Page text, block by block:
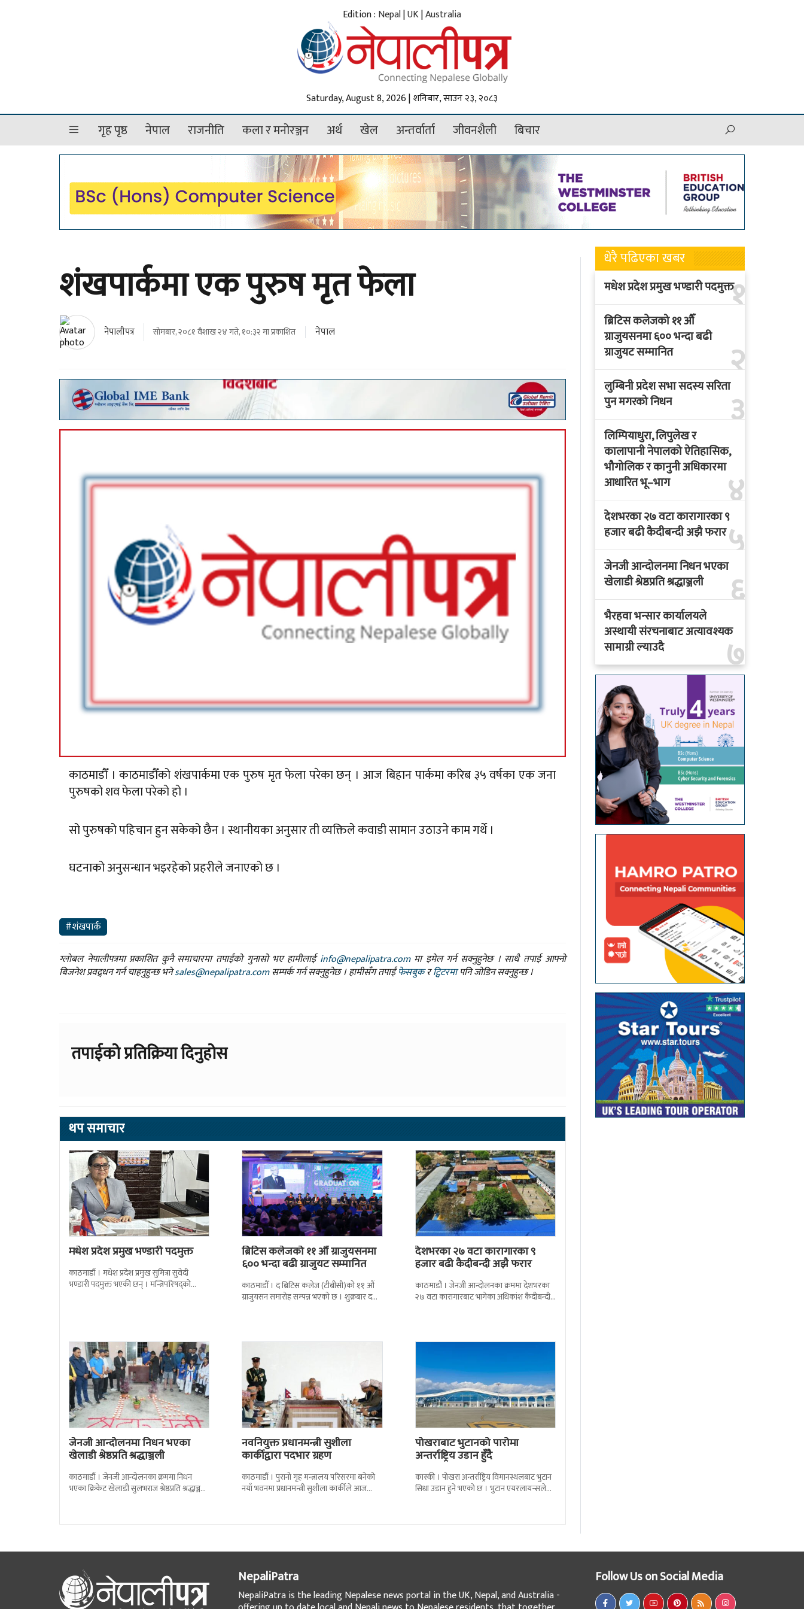
Edition : Nepal|UK|Australia
Saturday, August 8, 2026 | शनिबार, साउन २३, २०८३
गृह पृष्ठ नेपाल राजनीति कला र मनोरञ्जन अर्थ खेल अन्तर्वार्ता जीवनशैली बिचार
शंखपार्कमा एक पुरुष मृत फेला
नेपालीपत्र सोमबार, २०८१ वैशाख २४ गते, १०:३२ मा प्रकाशित नेपाल
काठमाडौँ । काठमाडौँको शंखपार्कमा एक पुरुष मृत फेला परेका छन् । आज बिहान पार्कमा करिब ३५ वर्षका एक जना
पुरुषको शव फेला परेको हो ।
सो पुरुषको पहिचान हुन सकेको छैन । स्थानीयका अनुसार ती व्यक्तिले कवाडी सामान उठाउने काम गर्थे ।
घटनाको अनुसन्धान भइरहेको प्रहरीले जनाएको छ ।
#शंखपार्क
ग्लोबल नेपालीपत्रमा प्रकाशित कुनै समाचारमा तपाईंको गुनासो भए हामीलाईinfo@nepalipatra.comमा इमेल गर्न सक्नुहुनेछ । साथै तपाई आफ्नो
बिजनेश प्रवद्र्धन गर्न चाहनुहुन्छ भनेsales@nepalipatra.comसम्पर्क गर्न सक्नुहुनेछ । हामीसँग तपाईंफेसबुकरट्विटरमापनि जोडिन सक्नुहुन्छ ।
तपाईको प्रतिक्रिया दिनुहोस
थप समाचार
मधेश प्रदेश प्रमुख भण्डारी पदमुक्त
काठमाडौं । मधेश प्रदेश प्रमुख सुमित्रा सुवेदी
भण्डारी पदमुक्त भएकी छन् । मन्त्रिपरिषद्को
ब्रिटिस कलेजको ११ औँ ग्राजुयसनमा
६०० भन्दा बढी ग्राजुयट सम्मानित
काठमाडौँ । द ब्रिटिस कलेज (टीबीसी)को ११ औं
ग्राजुयसन समारोह सम्पन्न भएको छ । शुक्रबार द
देशभरका २७ वटा कारागारका ९
हजार बढी कैदीबन्दी अझै फरार
काठमाडौं । जेनजी आन्दोलनका क्रममा देशभरका
२७ वटा कारागारबाट भागेका अधिकांश कैदीबन्दी
जेनजी आन्दोलनमा निधन भएका
खेलाडी श्रेष्ठप्रति श्रद्धाञ्जली
काठमाडौं । जेनजी आन्दोलनका क्रममा निधन
भएका क्रिकेट खेलाडी सुलभराज श्रेष्ठप्रति श्रद्धाञ्जली
नवनियुक्त प्रधानमन्त्री सुशीला
कार्कीद्वारा पदभार ग्रहण
काठमाडौं । पुरानो गृह मन्त्रालय परिसरमा बनेको
नयाँ भवनमा प्रधानमन्त्री सुशीला कार्कीले आज
पोखराबाट भुटानको पारोमा
अन्तर्राष्ट्रिय उडान हुँदै
कास्की । पोखरा अन्तर्राष्ट्रिय विमानस्थलबाट भुटान
सिधा उडान हुने भएको छ । भुटान एयरलायन्सले
धेरै पढिएका खबर
१
मधेश प्रदेश प्रमुख भण्डारी पदमुक्त
२
ब्रिटिस कलेजको ११ औँ
ग्राजुयसनमा ६०० भन्दा बढी
ग्राजुयट सम्मानित
३
लुम्बिनी प्रदेश सभा सदस्य सरिता
पुन मगरको निधन
४
लिम्पियाधुरा, लिपुलेख र
कालापानी नेपालको ऐतिहासिक,
भौगोलिक र कानुनी अधिकारमा
आधारित भू–भाग
५
देशभरका २७ वटा कारागारका ९
हजार बढी कैदीबन्दी अझै फरार
६
जेनजी आन्दोलनमा निधन भएका
खेलाडी श्रेष्ठप्रति श्रद्धाञ्जली
७
भैरहवा भन्सार कार्यालयले
अस्थायी संरचनाबाट अत्यावश्यक
सामाग्री ल्याउदै
NepaliPatra
NepaliPatra is the leading Nepalese news portal in the UK, Nepal, and Australia -
Follow Us on Social Media